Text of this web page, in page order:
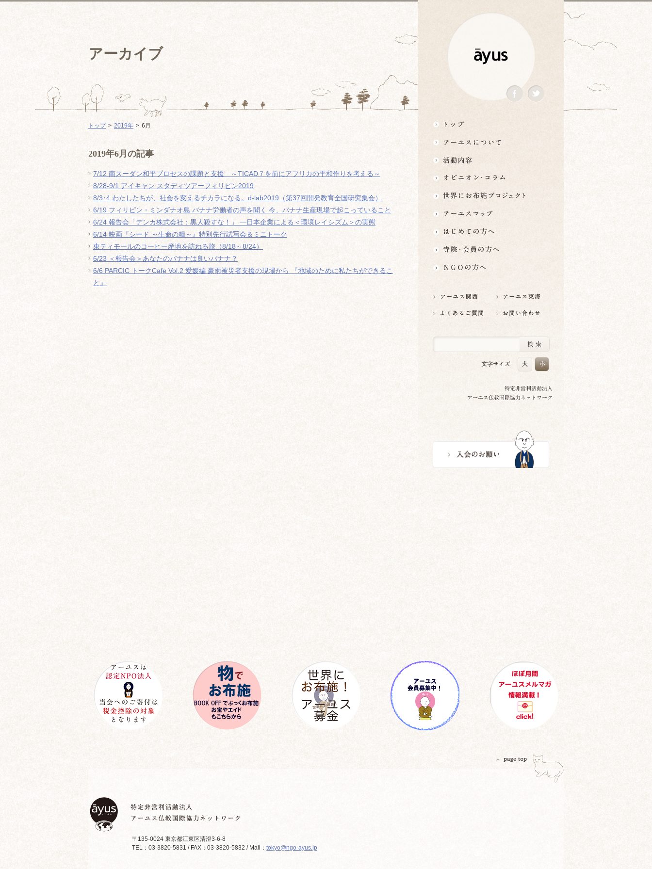
アーカイブ
トップ 2019年 6月
2019年6月の記事
7/12 南スーダン和平プロセスの課題と支援 ～TICAD７を前にアフリカの平和作りを考える～
8/28-9/1 アイキャン スタディツアーフィリピン2019
8/3･4 わたしたちが、社会を変えるチカラになる。d-lab2019（第37回開発教育全国研究集会）
6/19 フィリピン・ミンダナオ島 バナナ労働者の声を聞く 今、バナナ生産現場で起こっていること
6/24 報告会「デンカ株式会社：黒人殺すな！」 ―日本企業による＜環境レイシズム＞の実態
6/14 映画『シード ～生命の糧～』特別先行試写会＆ミニトーク
東ティモールのコーヒー産地を訪ねる旅（8/18～8/24）
6/23 ＜報告会＞あなたのバナナは良いバナナ？
6/6 PARCIC トークCafe Vol.2 愛媛編 豪雨被災者支援の現場から 『地域のために私たちができるこ
と』
〒135-0024 東京都江東区清澄3-6-8
TEL：03-3820-5831 / FAX：03-3820-5832 / Mail： tokyo@ngo-ayus.jp